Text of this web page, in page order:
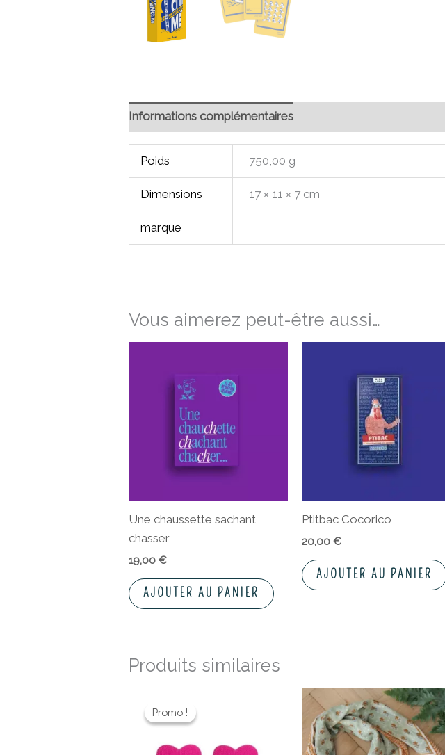
Informations complémentaires
Poids 750,00 g
Dimensions 17 × 11 × 7 cm
marque
Vous aimerez peut-être aussi…
Une chaussette sachant
chasser
19,00€
AJOUTER AU PANIER
Ptitbac Cocorico
20,00 €
AJOUTER AU PANIER
Produits similaires
Promo !
Promo !
prix
initial
26,00 €.
20,80 €.